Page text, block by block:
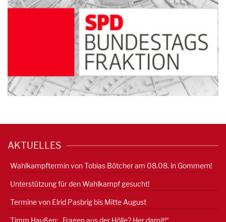
AKTUELLES
Wahlkampftermin von Tobias Bötcher am 08.08. in Gommern!
Unterstützung für den Wahlkampf gesucht!
Termine von Elrid Pasbrig bis Mitte August